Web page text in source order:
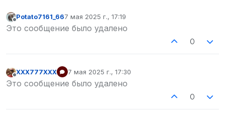
Не в сети
Potato7161_667 мая 2025 г., 17:19
отредактировано
Это сообщение было удалено
0
Не в сети
XXX777XXX 7 мая 2025 г., 17:30
отредактировано
Это сообщение было удалено
0